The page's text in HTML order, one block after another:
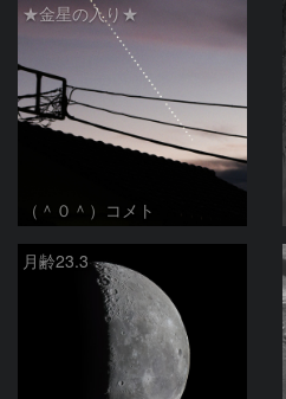
★金星の入り★
（＾０＾）コメト
月齢23.3